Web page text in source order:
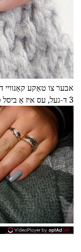
אבער צו טאַקע קאַנוויי
3 ד-געל, עס איז אַ ביסל טיקער ווי די איין צו וואָס מיר זענען צוגעוווינט.